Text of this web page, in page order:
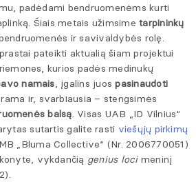
padėdami bendruomenėms kurti
Šiais metais užimsimetarpininkų
ir savivaldybės rolę.
pateikti aktualią šiam projektui
kurios padės medinukų
namais, įgalins juospasinaudoti
ir, svarbiausia – stengsimės
balsą. Visas UAB „ID Vilnius“
sutartis galite rasti viešųjų pirkimų
„Bluma Collective“ (Nr. 2006770051)
vykdančią genius loci meninį